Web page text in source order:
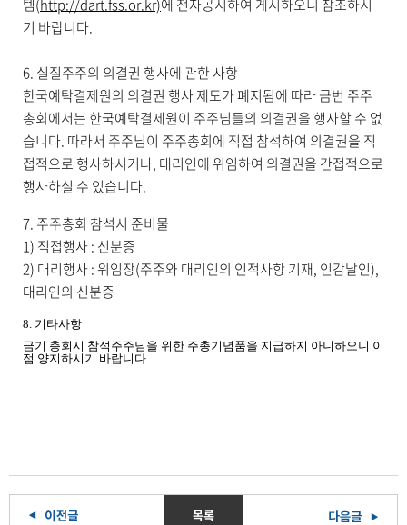
템(http://dart.fss.or.kr)에 전자공시하여 게시하오니 참조하시
기 바랍니다.
6. 실질주주의 의결권 행사에 관한 사항
한국예탁결제원의 의결권 행사 제도가 폐지됨에 따라 금번 주주
총회에서는 한국예탁결제원이 주주님들의 의결권을 행사할 수 없
습니다. 따라서 주주님이 주주총회에 직접 참석하여 의결권을 직
접적으로 행사하시거나, 대리인에 위임하여 의결권을 간접적으로
행사하실 수 있습니다.
7. 주주총회 참석시 준비물
1) 직접행사: 신분증
2) 대리행사:위임장(주주와 대리인의 인적사항 기재, 인감날인),
대리인의 신분증
8. 기타사항
금기 총회시 참석주주님을 위한 주총기념품을 지급하지 아니하오니 이
점 양지하시기 바랍니다.
목록